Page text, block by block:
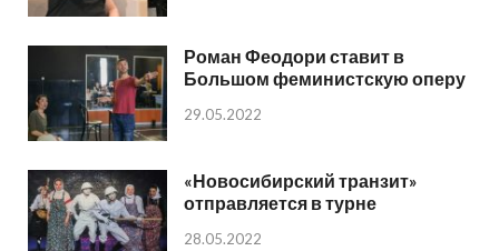
Роман Феодори ставит в
Большом феминистскую оперу
29.05.2022
«Новосибирский транзит»
отправляется в турне
28.05.2022